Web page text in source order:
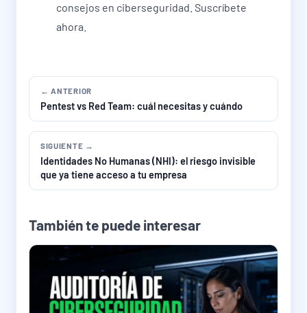
consejos en ciberseguridad. Suscríbete
ahora.
← ANTERIOR
Pentest vs Red Team: cuál necesitas y cuándo
SIGUIENTE →
Identidades No Humanas (NHI): el riesgo invisible
que ya tiene acceso a tu empresa
También te puede interesar